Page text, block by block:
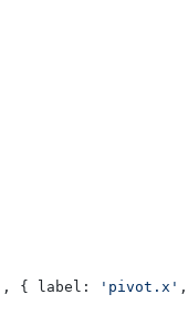
], { label: 'pivot.x'